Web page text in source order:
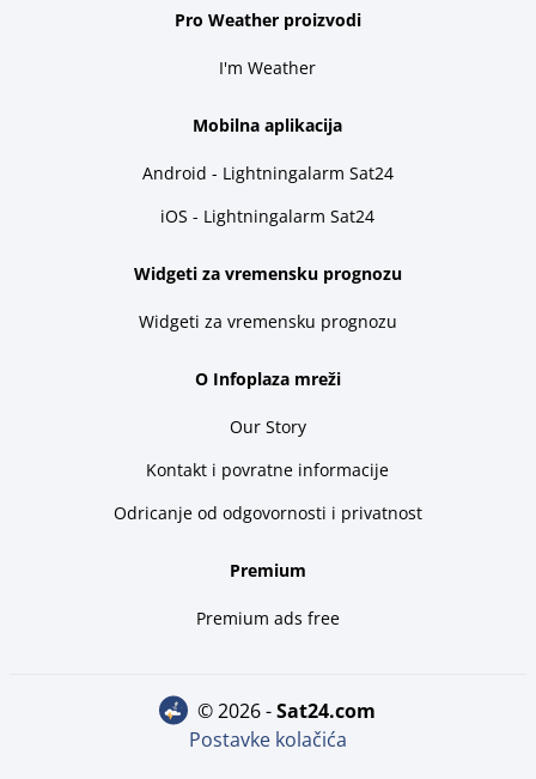
Pro Weather proizvodi
I'm Weather
Mobilna aplikacija
Android - Lightningalarm Sat24
iOS - Lightningalarm Sat24
Widgeti za vremensku prognozu
Widgeti za vremensku prognozu
O Infoplaza mreži
Our Story
Kontakt i povratne informacije
Odricanje od odgovornosti i privatnost
Premium
Premium ads free
© 2026 - sat24.com
Postavke kolačića